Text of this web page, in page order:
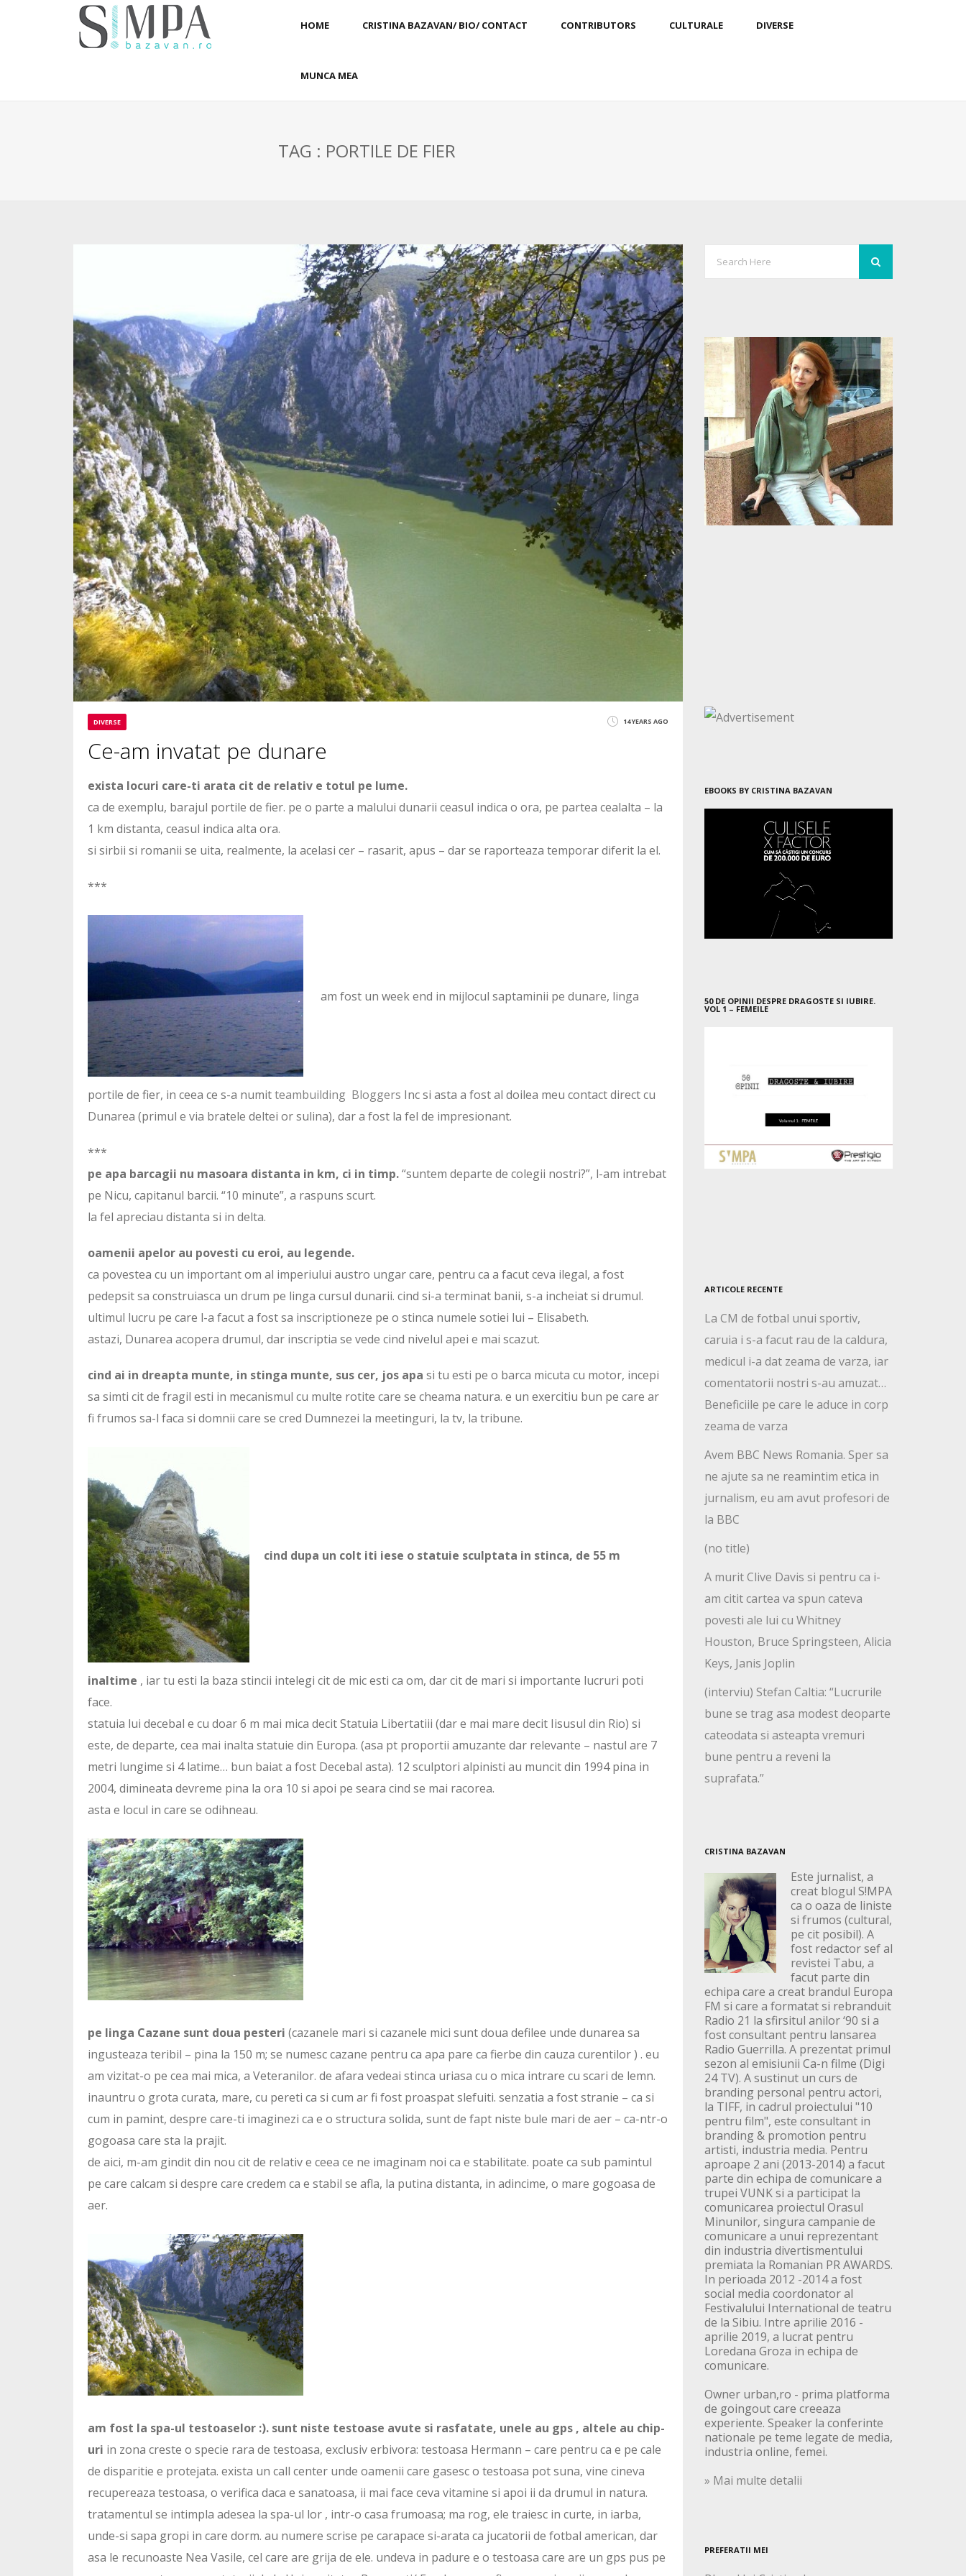
HOME CRISTINA BAZAVAN/ BIO/ CONTACT CONTRIBUTORS CULTURALE DIVERSE
MUNCA MEA
TAG : PORTILE DE FIER
DIVERSE 14 YEARS AGO
Ce-am invatat pe dunare
exista locuri care-ti arata cit de relativ e totul pe lume.
ca de exemplu, barajul portile de fier. pe o parte a malului dunarii ceasul indica o ora, pe partea cealalta – la
1 km distanta, ceasul indica alta ora.
si sirbii si romanii se uita, realmente, la acelasi cer – rasarit, apus – dar se raporteaza temporar diferit la el.
***
am fost un week end in mijlocul saptaminii pe dunare, linga
portile de fier, in ceea ce s-a numitteambuilding Bloggers Inc si asta a fost al doilea meu contact direct cu
Dunarea (primul e via bratele deltei or sulina), dar a fost la fel de impresionant.
***
pe apa barcagii nu masoara distanta in km, ci in timp.“suntem departe de colegii nostri?”, l-am intrebat
pe Nicu, capitanul barcii. “10 minute”, a raspuns scurt.
la fel apreciau distanta si in delta.
oamenii apelor au povesti cu eroi, au legende.
ca povestea cu un important om al imperiului austro ungar care, pentru ca a facut ceva ilegal, a fost
pedepsit sa construiasca un drum pe linga cursul dunarii. cind si-a terminat banii, s-a incheiat si drumul.
ultimul lucru pe care l-a facut a fost sa inscriptioneze pe o stinca numele sotiei lui – Elisabeth.
astazi, Dunarea acopera drumul, dar inscriptia se vede cind nivelul apei e mai scazut.
cind ai in dreapta munte, in stinga munte, sus cer, jos apa si tu esti pe o barca micuta cu motor, incepi
sa simti cit de fragil esti in mecanismul cu multe rotite care se cheama natura. e un exercitiu bun pe care ar
fi frumos sa-l faca si domnii care se cred Dumnezei la meetinguri, la tv, la tribune.
cind dupa un colt iti iese o statuie sculptata in stinca, de 55 m
inaltime , iar tu esti la baza stincii intelegi cit de mic esti ca om, dar cit de mari si importante lucruri poti
face.
statuia lui decebal e cu doar 6 m mai mica decit Statuia Libertatiii (dar e mai mare decit Iisusul din Rio) si
este, de departe, cea mai inalta statuie din Europa. (asa pt proportii amuzante dar relevante – nastul are 7
metri lungime si 4 latime… bun baiat a fost Decebal asta). 12 sculptori alpinisti au muncit din 1994 pina in
2004, dimineata devreme pina la ora 10 si apoi pe seara cind se mai racorea.
asta e locul in care se odihneau.
pe linga Cazane sunt doua pesteri (cazanele mari si cazanele mici sunt doua defilee unde dunarea sa
ingusteaza teribil – pina la 150 m; se numesc cazane pentru ca apa pare ca fierbe din cauza curentilor ) . eu
am vizitat-o pe cea mai mica, a Veteranilor. de afara vedeai stinca uriasa cu o mica intrare cu scari de lemn.
inauntru o grota curata, mare, cu pereti ca si cum ar fi fost proaspat slefuiti. senzatia a fost stranie – ca si
cum in pamint, despre care-ti imaginezi ca e o structura solida, sunt de fapt niste bule mari de aer – ca-ntr-o
gogoasa care sta la prajit.
de aici, m-am gindit din nou cit de relativ e ceea ce ne imaginam noi ca e stabilitate. poate ca sub pamintul
pe care calcam si despre care credem ca e stabil se afla, la putina distanta, in adincime, o mare gogoasa de
aer.
am fost la spa-ul testoaselor :). sunt niste testoase avute si rasfatate, unele au gps , altele au chip-
uri in zona creste o specie rara de testoasa, exclusiv erbivora: testoasa Hermann – care pentru ca e pe cale
de disparitie e protejata. exista un call center unde oamenii care gasesc o testoasa pot suna, vine cineva
recupereaza testoasa, o verifica daca e sanatoasa, ii mai face ceva vitamine si apoi ii da drumul in natura.
tratamentul se intimpla adesea la spa-ul lor , intr-o casa frumoasa; ma rog, ele traiesc in curte, in iarba,
unde-si sapa gropi in care dorm. au numere scrise pe carapace si-arata ca jucatorii de fotbal american, dar
asa le recunoaste Nea Vasile, cel care are grija de ele. undeva in padure e o testoasa care are un gps pus pe
EBOOKS BY CRISTINA BAZAVAN
50 DE OPINII DESPRE DRAGOSTE SI IUBIRE.
VOL 1 – FEMEILE
ARTICOLE RECENTE
La CM de fotbal unui sportiv,
caruia i s-a facut rau de la caldura,
medicul i-a dat zeama de varza, iar
comentatorii nostri s-au amuzat…
Beneficiile pe care le aduce in corp
zeama de varza
Avem BBC News Romania. Sper sa
ne ajute sa ne reamintim etica in
jurnalism, eu am avut profesori de
la BBC
(no title)
A murit Clive Davis si pentru ca i-
am citit cartea va spun cateva
povesti ale lui cu Whitney
Houston, Bruce Springsteen, Alicia
Keys, Janis Joplin
(interviu) Stefan Caltia: “Lucrurile
bune se trag asa modest deoparte
cateodata si asteapta vremuri
bune pentru a reveni la
suprafata.”
CRISTINA BAZAVAN
Este jurnalist, a
creat blogul S!MPA
ca o oaza de liniste
si frumos (cultural,
pe cit posibil). A
fost redactor sef al
revistei Tabu, a
facut parte din
echipa care a creat brandul Europa
FM si care a formatat si rebranduit
Radio 21 la sfirsitul anilor ‘90 si a
fost consultant pentru lansarea
Radio Guerrilla. A prezentat primul
sezon al emisiunii Ca-n filme (Digi
24 TV). A sustinut un curs de
branding personal pentru actori,
la TIFF, in cadrul proiectului "10
pentru film", este consultant in
branding & promotion pentru
artisti, industria media. Pentru
aproape 2 ani (2013-2014) a facut
parte din echipa de comunicare a
trupei VUNK si a participat la
comunicarea proiectul Orasul
Minunilor, singura campanie de
comunicare a unui reprezentant
din industria divertismentului
premiata la Romanian PR AWARDS.
In perioada 2012 -2014 a fost
social media coordonator al
Festivalului International de teatru
de la Sibiu. Intre aprilie 2016 -
aprilie 2019, a lucrat pentru
Loredana Groza in echipa de
comunicare.
Owner urban,ro - prima platforma
de goingout care creeaza
experiente. Speaker la conferinte
nationale pe teme legate de media,
industria online, femei.
» Mai multe detalii
PREFERATII MEI